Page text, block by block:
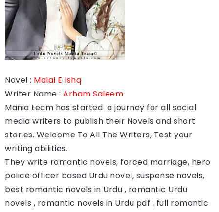
Novel : Malal E Ishq
Writer Name : Arham Saleem
Mania team has started a journey for all social
media writers to publish their Novels and short
stories. Welcome To All The Writers, Test your
writing abilities.
They write romantic novels, forced marriage, hero
police officer based Urdu novel, suspense novels,
best romantic novels in Urdu , romantic Urdu
novels , romantic novels in Urdu pdf , full romantic